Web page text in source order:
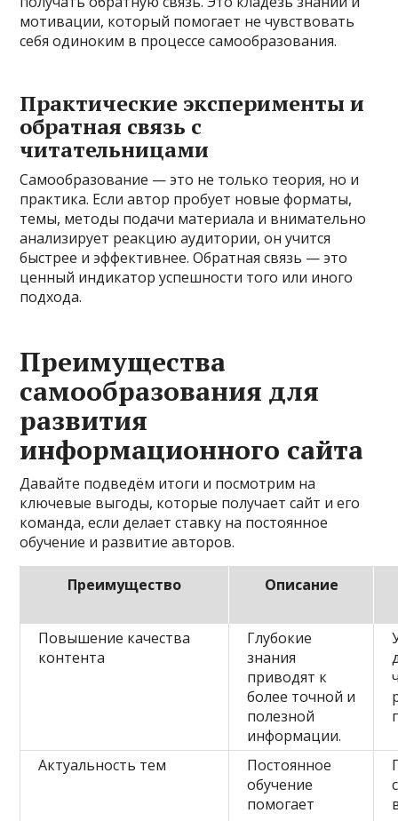
мотивации, который помогает не чувствовать
себя одиноким в процессе самообразования.
Практические эксперименты и
обратная связь с
читательницами
Самообразование — это не только теория, но и
практика. Если автор пробует новые форматы,
темы, методы подачи материала и внимательно
анализирует реакцию аудитории, он учится
быстрее и эффективнее. Обратная связь — это
ценный индикатор успешности того или иного
подхода.
Преимущества
самообразования для
развития
информационного сайта
Давайте подведём итоги и посмотрим на
ключевые выгоды, которые получает сайт и его
команда, если делает ставку на постоянное
обучение и развитие авторов.
Преимущество Описание
Повышение качества
контента
Глубокие
знания
приводят к
более точной и
полезной
информации.
Актуальность тем
Постоянное
обучение
помогает